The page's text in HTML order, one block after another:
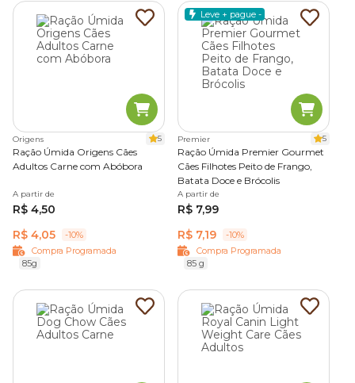
Origens 5
Ração Úmida Origens Cães
Adultos Carne com Abóbora
A partir de
R$ 4,50
R$ 4,05
-10%
Compra Programada
85g
Leve + pague -
Premier 5
Ração Úmida Premier Gourmet
Cães Filhotes Peito de Frango,
Batata Doce e Brócolis
A partir de
R$ 7,99
R$ 7,19
-10%
Compra Programada
85 g